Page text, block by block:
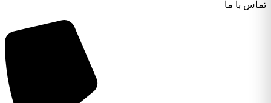
تماس با ما